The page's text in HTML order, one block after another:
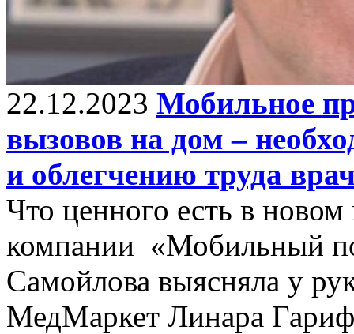
22.12.2023 Мобильное
вызовов на дом –
и облегчению труда
Что ценного есть в новом
компании «Мобильный
Самойлова выясняла у
МедМаркет Линара